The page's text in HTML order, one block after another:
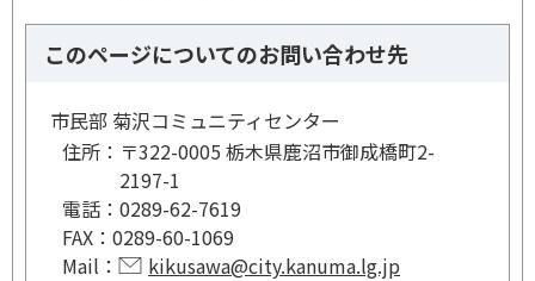
このページについてのお問い合わせ先
市民部 菊沢コミュニティセンター
住所： 〒322-0005 栃木県鹿沼市御成橋町2-
2197-1
電話： 0289-62-7619
FAX： 0289-60-1069
Mail：
kikusawa@city.kanuma.lg.jp